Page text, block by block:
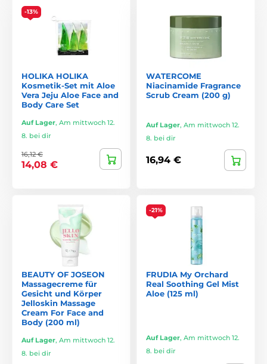
-13%
HOLIKA HOLIKA
Kosmetik-Set mit Aloe
Vera Jeju Aloe Face and
Body Care Set
Auf Lager, Am mittwoch 12.
8. bei dir
16,12 €
14,08 €
WATERCOME
Niacinamide Fragrance
Scrub Cream (200 g)
Auf Lager, Am mittwoch 12.
8. bei dir
16,94 €
BEAUTY OF JOSEON
Massagecreme für
Gesicht und Körper
Jelloskin Massage
Cream For Face and
Body (200 ml)
Auf Lager, Am mittwoch 12.
8. bei dir
-21%
FRUDIA My Orchard
Real Soothing Gel Mist
Aloe (125 ml)
Auf Lager, Am mittwoch 12.
8. bei dir